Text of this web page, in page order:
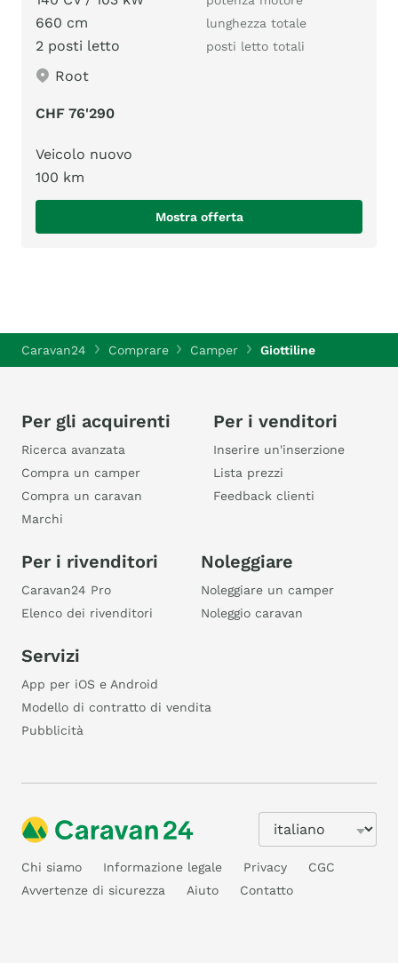
660 cm lunghezza totale
2 posti letto posti letto totali
Root
CHF 76'290
Veicolo nuovo
100 km
Mostra offerta
Caravan24 Comprare Camper Giottiline
Per gli acquirenti
Ricerca avanzata
Compra un camper
Compra un caravan
Marchi
Per i venditori
Inserire un'inserzione
Lista prezzi
Feedback clienti
Per i rivenditori
Caravan24 Pro
Elenco dei rivenditori
Noleggiare
Noleggiare un camper
Noleggio caravan
Servizi
App per iOS e Android
Modello di contratto di vendita
Pubblicità
Chi siamo Informazione legale Privacy
CGC
Avvertenze di sicurezza
Aiuto Contatto